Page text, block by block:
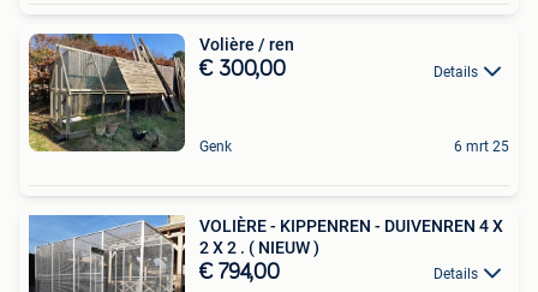
Volière / ren
€ 300,00 Details
Genk 6 mrt 25
VOLIÈRE - KIPPENREN - DUIVENREN 4 X
2 X 2 . ( NIEUW )
€ 794,00 Details